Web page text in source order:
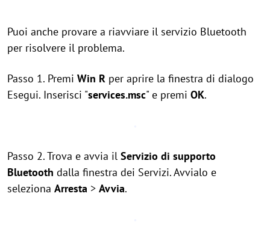
Puoi anche provare a riavviare il servizio Bluetooth
per risolvere il problema.
Passo 1. Premi Win R per aprire la finestra di dialogo
Esegui. Inserisci "services.msc" e premi OK.
Passo 2. Trova e avvia il Servizio di supporto
Bluetooth dalla finestra dei Servizi. Avvialo e
seleziona Arresta > Avvia.